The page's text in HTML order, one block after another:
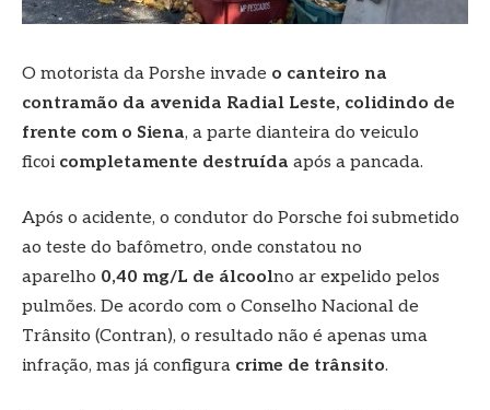
O motorista da Porshe invade o canteiro na
contramão da avenida Radial Leste, colidindo de
frente com o Siena, a parte dianteira do veiculo
ficoi completamente destruída após a pancada.
Após o acidente, o condutor do Porsche foi submetido
ao teste do bafômetro, onde constatou no
aparelho 0,40 mg/L de álcoolno ar expelido pelos
pulmões. De acordo com o Conselho Nacional de
Trânsito (Contran), o resultado não é apenas uma
infração, mas já configura crime de trânsito.